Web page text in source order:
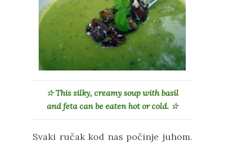
☆ This silky, creamy soup with basil
and feta can be eaten hot or cold. ☆
Svaki ručak kod nas počinje juhom.